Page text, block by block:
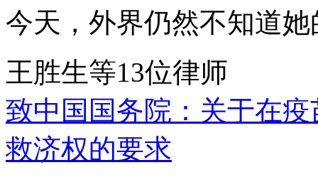
今天，外界仍然不知道
王胜生等13位律师
致中国国务院：关于在
救济权的要求